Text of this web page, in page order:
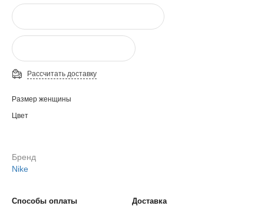
Рассчитать доставку
Размер женщины
Цвет
Бренд
Nike
Способы оплаты Доставка